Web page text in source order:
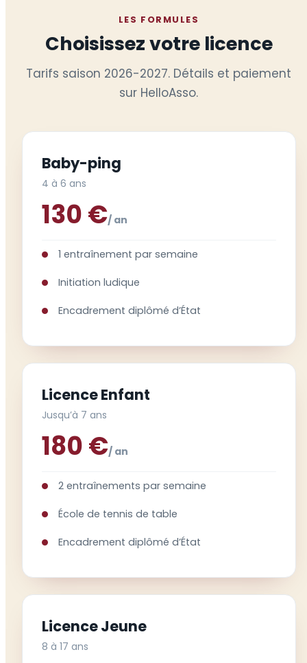
LES FORMULES
Choisissez votre licence
Tarifs saison 2026-2027. Détails et paiement
sur HelloAsso.
Baby-ping
4 à 6 ans
130 €/ an
1 entraînement par semaine
Initiation ludique
Encadrement diplômé d’État
Licence Enfant
Jusqu’à 7 ans
180 €/ an
2 entraînements par semaine
École de tennis de table
Encadrement diplômé d’État
Licence Jeune
8 à 17 ans